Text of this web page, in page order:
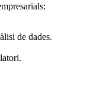
de dades.